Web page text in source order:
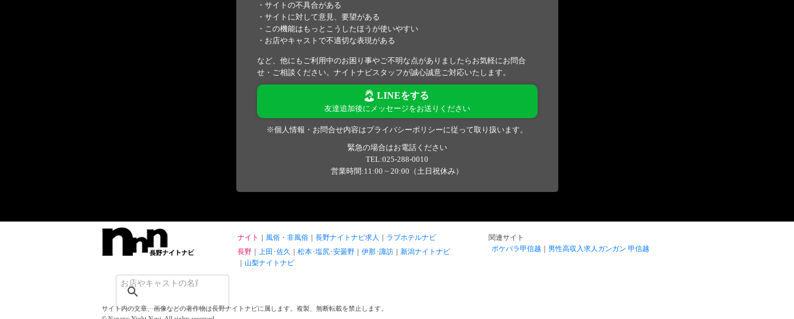
・サイトの不具合がある
・サイトに対して意見、要望がある
・この機能はもっとこうしたほうが使いやすい
・お店やキャストで不適切な表現がある
など、他にもご利用中のお困り事やご不明な点がありましたらお気軽にお問合
せ・ご相談ください。ナイトナビスタッフが誠心誠意ご対応いたします。
LINEをする
友達追加後にメッセージをお送りください
※個人情報・お問合せ内容はプライバシーポリシーに従って取り扱います。
緊急の場合はお電話ください
TEL:025-288-0010
営業時間:11:00 ~ 20:00（土日祝休み）
ナイト 風俗・非風俗 長野ナイトナビ求人
ラブホテルナビ
長野
上田･佐久 松本･塩尻･安曇野 伊那･諏訪
新潟ナイトナビ
山梨ナイトナビ
関連サイト
ポケパラ甲信越
男性高収入求人ガンガン 甲信越
サイト内の文章、画像などの著作物は長野ナイトナビに属します。複製、無断転載を禁止します。